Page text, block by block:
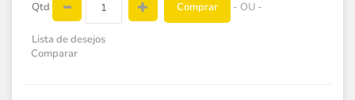
Qtd Comprar - OU -
Lista de desejos
Comparar